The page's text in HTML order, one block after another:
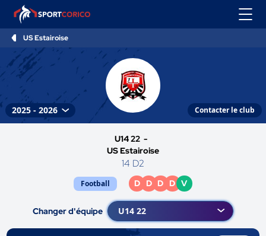
US Estairoise
Contacter le club
U14 22 -
US Estairoise
14 D2
Football D D D D V
Changer d'équipe